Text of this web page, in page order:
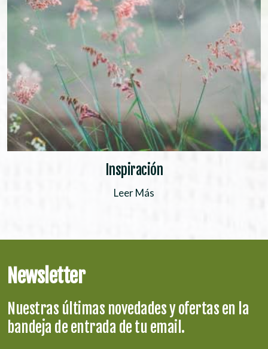
Inspiración
Leer Más
Newsletter
Nuestras últimas novedades y ofertas en la
bandeja de entrada de tu email.